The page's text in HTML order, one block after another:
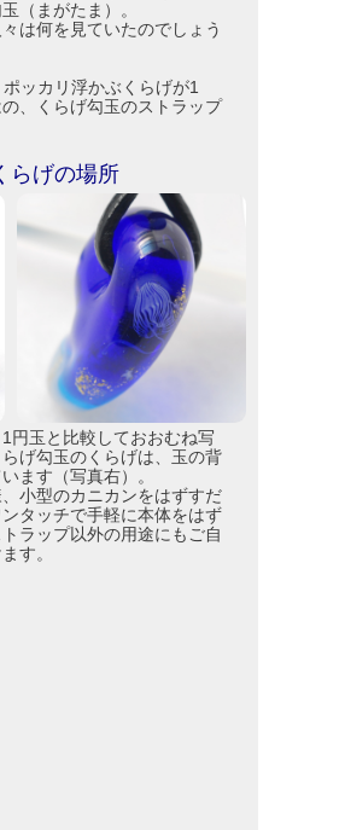
（まがたま）。
は何を見ていたのでしょう
ッカリ浮かぶくらげが1
、くらげ勾玉のストラップ
らげの場所
円玉と比較しておおむね写
げ勾玉のくらげは、玉の背
ます（写真右）。
小型のカニカンをはずすだ
タッチで手軽に本体をはず
ラップ以外の用途にもご自
す。